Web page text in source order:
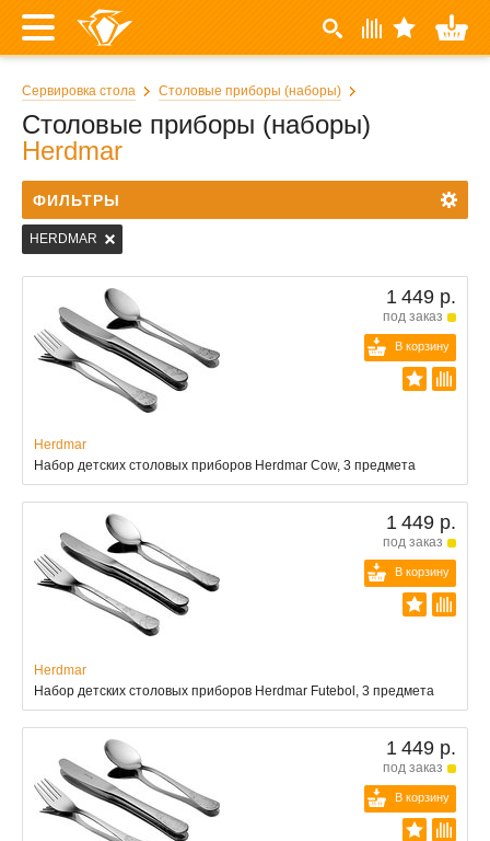
Сервировка стола Столовые приборы (наборы)
Столовые приборы (наборы)
Herdmar
ФИЛЬТРЫ
HERDMAR
1 449 р.
под заказ
В корзину
Herdmar
Набор детских столовых приборов Herdmar Cow, 3 предмета
1 449 р.
под заказ
В корзину
Herdmar
Набор детских столовых приборов Herdmar Futebol, 3 предмета
1 449 р.
под заказ
В корзину